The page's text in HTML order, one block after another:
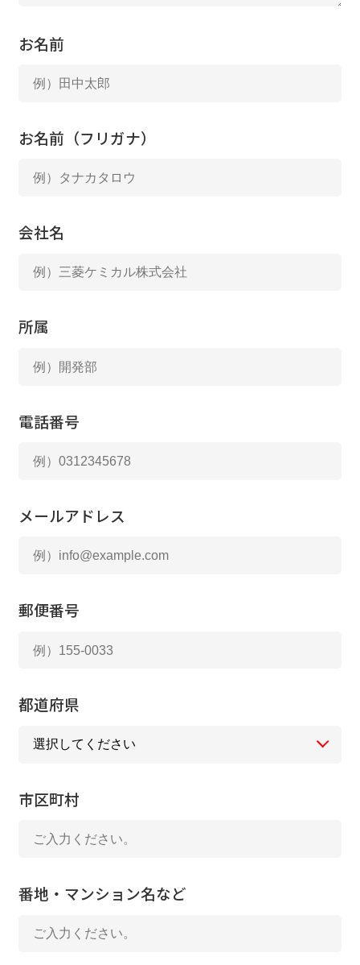
お名前
お名前（フリガナ）
会社名
所属
電話番号
メールアドレス
郵便番号
都道府県
市区町村
番地・マンション名など